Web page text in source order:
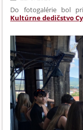
Do fotogalérie bol
Kultúrne dedičstvo